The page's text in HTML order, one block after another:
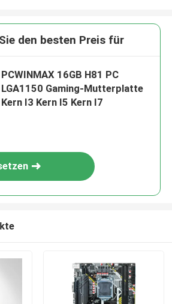
den besten Preis für
PCWINMAX 16GB H81 PC
LGA1150 Gaming-Mutterplatte
Kern I3 Kern I5 Kern I7